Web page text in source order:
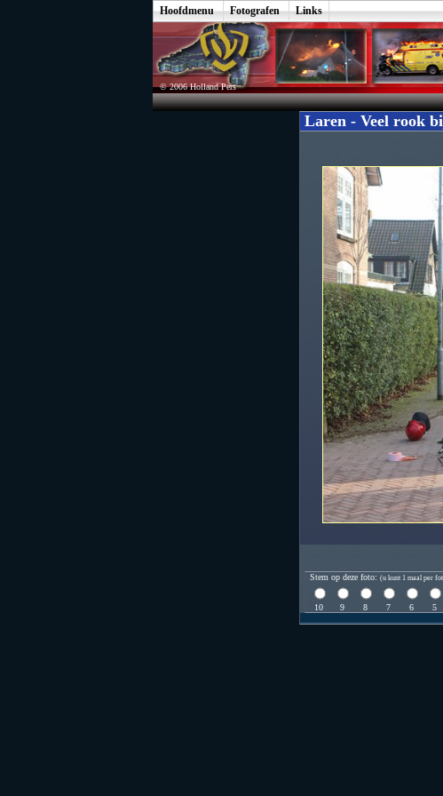
Hoofdmenu Fotografen Links
© 2006 Holland Pers
Laren - Veel rook
Stem op deze foto: (u kunt 1 maal per
10 9 8 7 6 5